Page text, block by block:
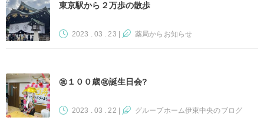
東京駅から２万歩の散歩
2023 . 03 . 23 薬局からお知らせ
㊗️１００歳㊗️誕生日会?
2023 . 03 . 22 グループホーム伊東中央のブログ